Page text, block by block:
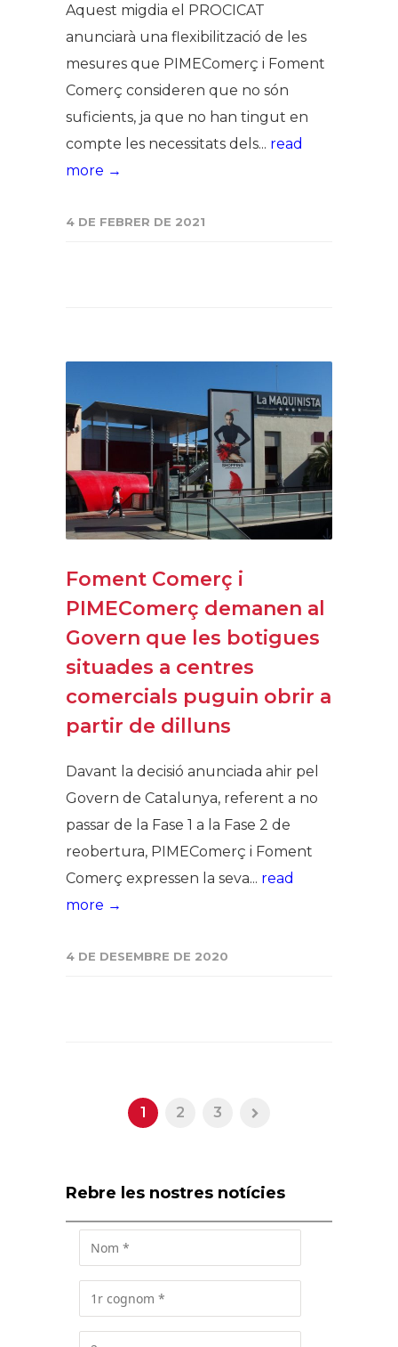
Aquest migdia el PROCICAT
anunciarà una flexibilització de les
mesures que PIMEComerç i Foment
Comerç consideren que no són
suficients, ja que no han tingut en
compte les necessitats dels... read
more →
4 DE FEBRER DE 2021
Foment Comerç i
PIMEComerç demanen al
Govern que les botigues
situades a centres
comercials puguin obrir a
partir de dilluns
Davant la decisió anunciada ahir pel
Govern de Catalunya, referent a no
passar de la Fase 1 a la Fase 2 de
reobertura, PIMEComerç i Foment
Comerç expressen la seva... read
more →
4 DE DESEMBRE DE 2020
1 2 3
Rebre les nostres notícies